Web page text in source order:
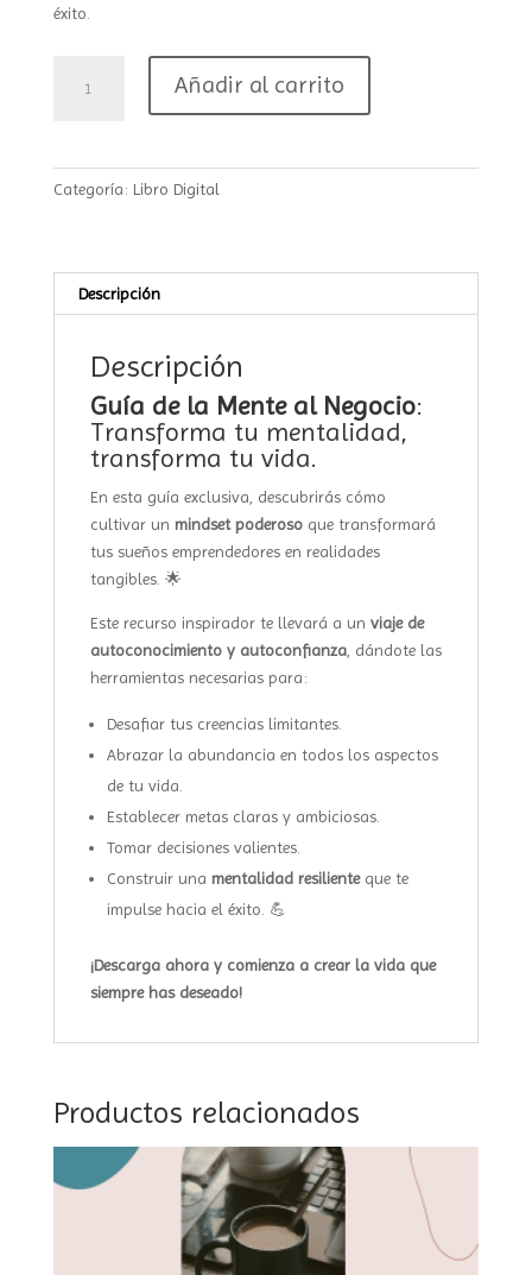
éxito.
Negocio
Emprendedoras
cantidad
Añadir al carrito
Categoría: Libro Digital
Descripción
Descripción
Guía de la Mente al Negocio:
Transforma tu mentalidad,
transforma tu vida.
En esta guía exclusiva, descubrirás cómo
cultivar un mindset poderosoque transformará
tus sueños emprendedores en realidades
tangibles. 🌟
Este recurso inspirador te llevará a un viaje de
autoconocimiento y autoconfianza, dándote las
herramientas necesarias para:
Desafiar tus creencias limitantes.
Abrazar la abundancia en todos los aspectos
de tu vida.
Establecer metas claras y ambiciosas.
Tomar decisiones valientes.
Construir una mentalidad resilienteque te
impulse hacia el éxito. 💪
¡Descarga ahora y comienza a crear la vida que
siempre has deseado!
Productos relacionados